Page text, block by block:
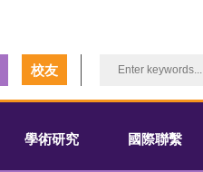
校友
學術研究 國際聯繫